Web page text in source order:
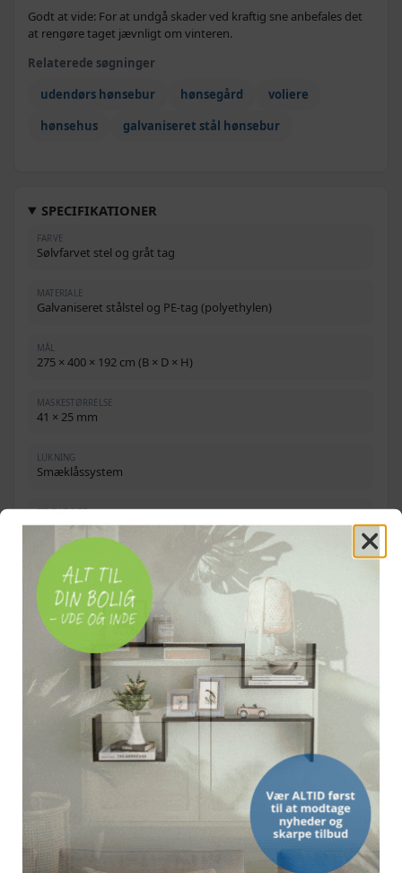
Godt at vide: For at undgå skader ved kraftig sne anbefales det
at rengøre taget jævnligt om vinteren.
Relaterede søgninger
udendørs hønsebur
hønsegård
voliere
hønsehus
galvaniseret stål hønsebur
SPECIFIKATIONER
FARVE
Sølvfarvet stel og gråt tag
MATERIALE
Galvaniseret stålstel og PE-tag (polyethylen)
MÅL
275 × 400 × 192 cm (B × D × H)
MASKESTØRRELSE
41 × 25 mm
LUKNING
Smæklåssystem
SIDEVÆGGE
Hønsenet
STOF
Polypropylen 100 %
OFTE STILLEDE SPØRGSMÅL
Hvilke dyr egner buret sig til?
Hvad er materialet?
Hvor stort er hønseburet?
Er der lås på døren?
Bemærk: FAQ er vejledende information. Vi tager forbehold for fejl og
mangler, og oplysningerne er ikke juridisk bindende.